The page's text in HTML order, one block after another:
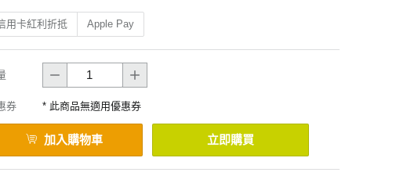
用卡紅利折抵 Apple Pay
券 * 此商品無適用優惠券
加入購物車 立即購買